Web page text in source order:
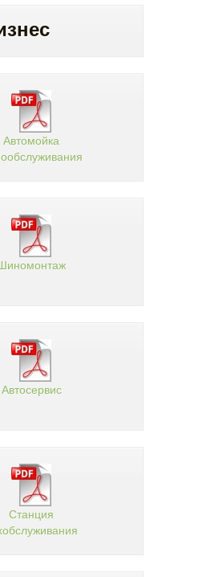
Автомойка
Автосервис
Станция